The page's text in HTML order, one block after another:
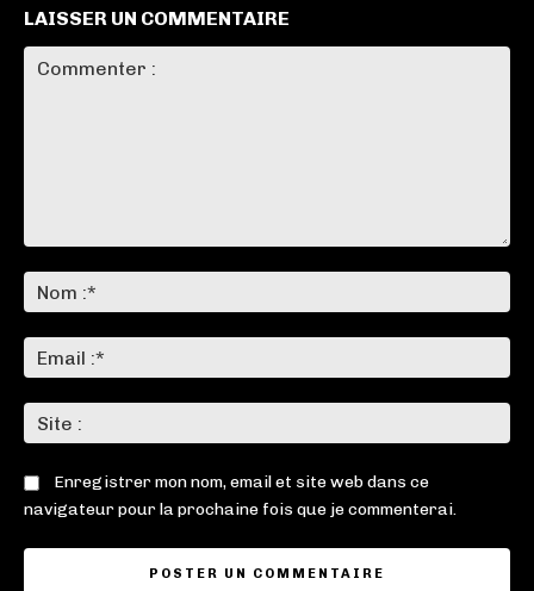
LAISSER UN COMMENTAIRE
:*
:*
:
Enregistrer mon nom, email et site web dans ce
navigateur pour la prochaine fois que je commenterai.